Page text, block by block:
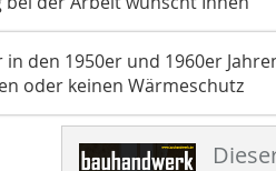
in den 1950er und 1960er
oder keinen Wärmeschutz